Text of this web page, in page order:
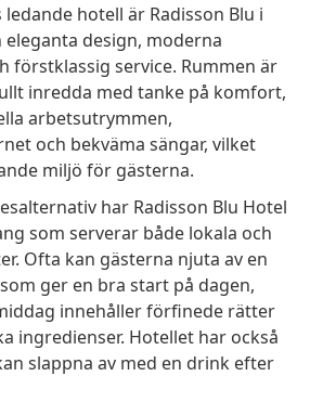
hotell är Radisson Blu i
design, moderna
förstklassig service. Rummen är
inredda med tanke på komfort,
arbetsutrymmen,
och bekväma sängar, vilket
miljö för gästerna.
har Radisson Blu Hotel
som serverar både lokala och
Ofta kan gästerna njuta av en
ger en bra start på dagen,
innehåller förfinede rätter
ingredienser. Hotellet har också
slappna av med en drink efter